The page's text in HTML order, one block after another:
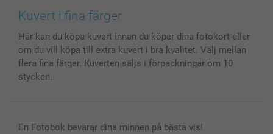
Bilder, Fotoförstoring & Fotohäften
Skal till Mobil & Surfplatta
MyNameBook
Fotoalmanackor & Fotoagenda
Fotoramar & Tillbehör
Cookie Policy
Villkor och garantier
Investor Relations
smartgaranti
Priser & betalning
Status på beställningar
Kuvert i fina färger
Här kan du köpa kuvert innan du köper dina fotokort eller
om du vill köpa till extra kuvert i bra kvalitet. Välj mellan
flera fina färger. Kuverten säljs i förpackningar om 10
stycken.
En Fotobok bevarar dina minnen på bästa vis!